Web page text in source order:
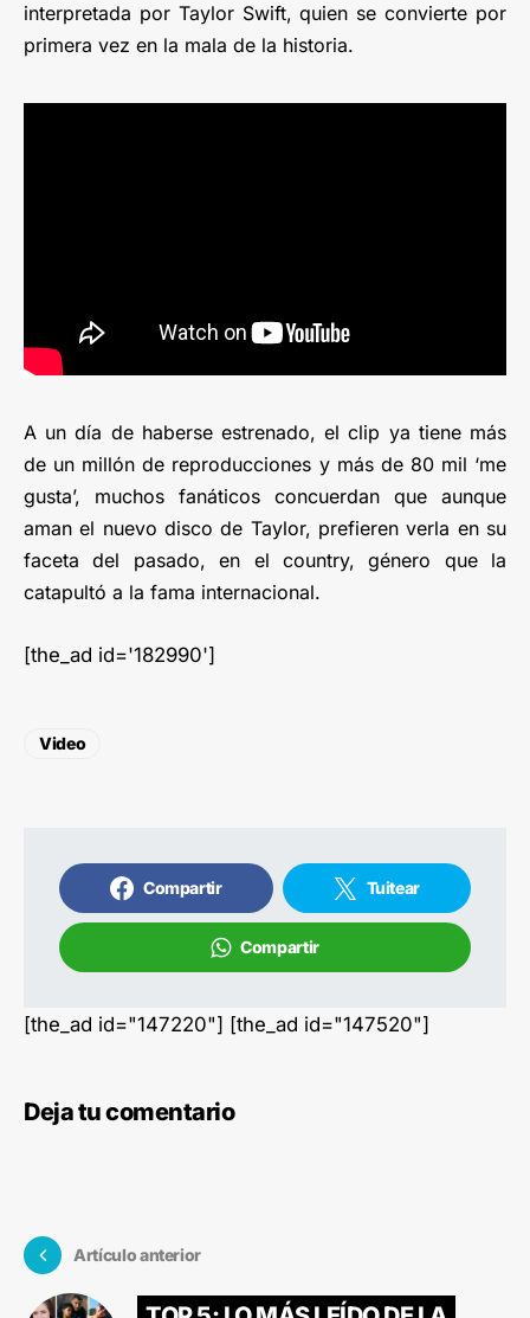
interpretada por Taylor Swift, quien se convierte por
primera vez en la mala de la historia.
A un día de haberse estrenado, el clip ya tiene más
de un millón de reproducciones y más de 80 mil ‘me
gusta’, muchos fanáticos concuerdan que aunque
aman el nuevo disco de Taylor, prefieren verla en su
faceta del pasado, en el country, género que la
catapultó a la fama internacional.
[the_ad id='182990']
Video
Compartir Tuitear
Compartir
[the_ad id="147220"] [the_ad id="147520"]
Deja tu comentario
Artículo anterior